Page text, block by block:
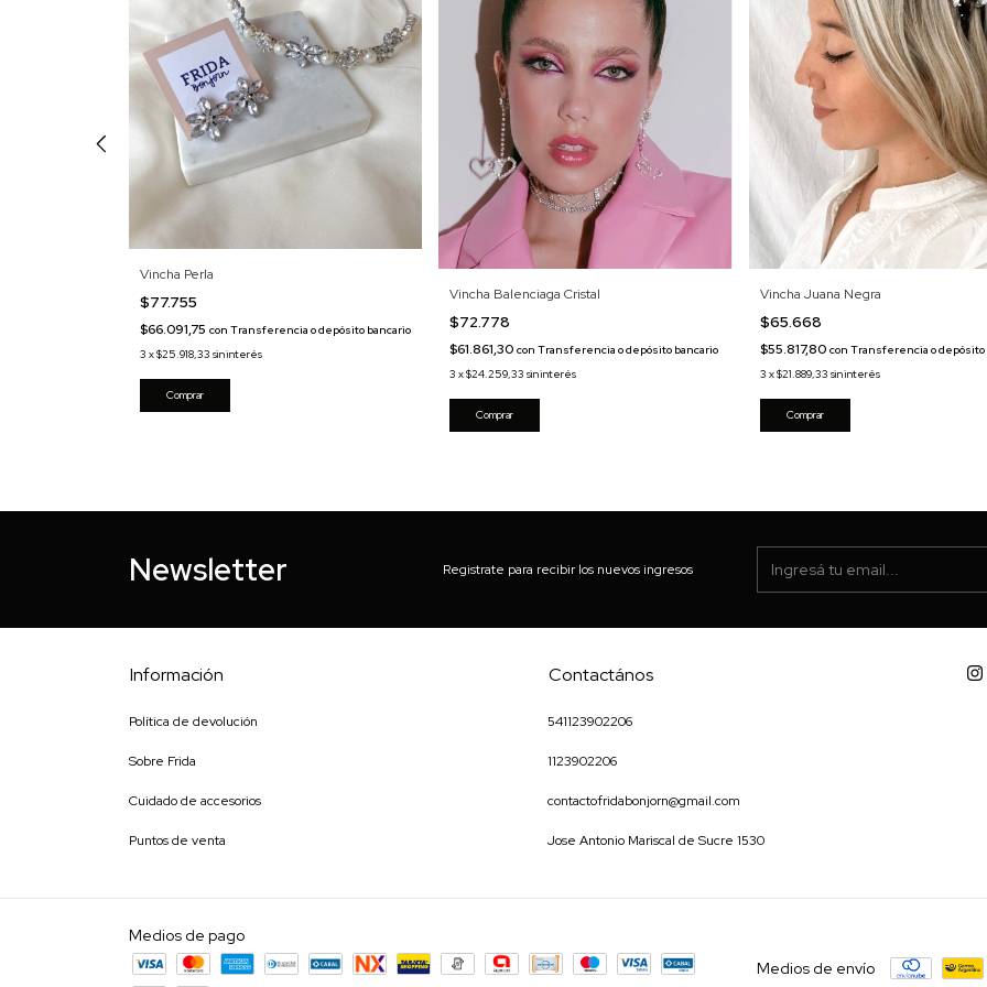
Vincha Perla
$77.755
$66.091,75 con Transferencia o depósito bancario
3 x$25.918,33 sin interés
Vincha Balenciaga Cristal
$72.778
$61.861,30con Transferencia o depósito bancario
3 x$24.259,33 sin interés
Comprar
Vincha Juana Negra
$65.668
$55.817,80 con Transferencia o depósito
3 x$21.889,33 sin interés
Newsletter Registrate para recibir los nuevos ingresos
Información
Política de devolución
Sobre Frida
Cuidado de accesorios
Puntos de venta
Contactános
541123902206
1123902206
contactofridabonjorn@gmail.com
Jose Antonio Mariscal de Sucre 1530
Medios de pago
Medios de envío